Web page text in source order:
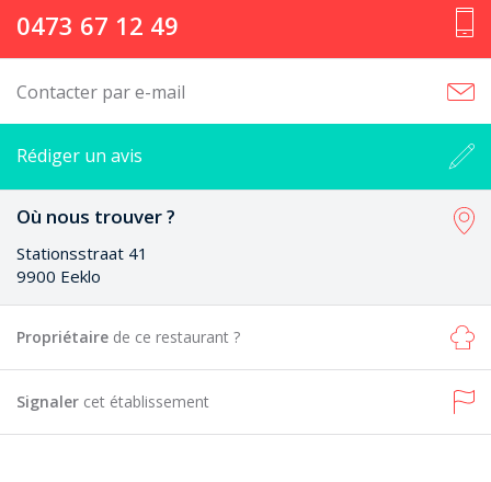
0473 67 12 49
Contacter par e-mail
Rédiger un avis
Où nous trouver ?
Stationsstraat 41
9900 Eeklo
Propriétaire de ce restaurant ?
Signaler cet établissement